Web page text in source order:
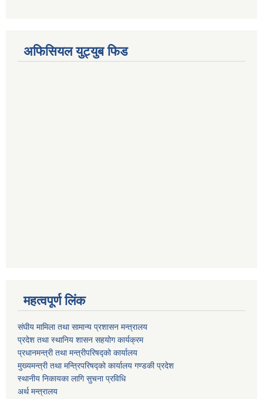
अफिसियल युट्युब फिड
महत्वपूर्ण लिंक
संघीय मामिला तथा सामान्य प्रशासन मन्त्रालय
प्रदेश तथा स्थानिय शासन सहयोग कार्यक्रम
प्रधानमन्त्री तथा मन्त्रीपरिषद्को कार्यालय
मुख्यमन्त्री तथा मन्त्रिपरिषद्को कार्यालय गण्डकी प्रदेश
स्थानीय निकायका लागि सुचना प्रविधि
अर्थ मन्त्रालय